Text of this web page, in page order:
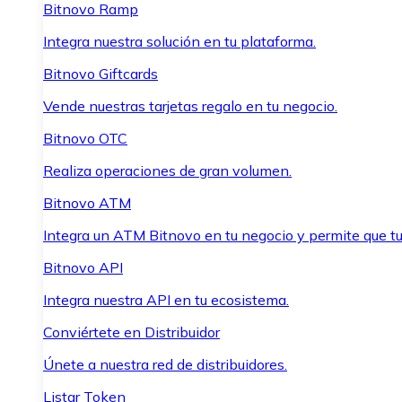
Bitnovo Ramp
Integra nuestra solución en tu plataforma.
Bitnovo Giftcards
Vende nuestras tarjetas regalo en tu negocio.
Bitnovo OTC
Realiza operaciones de gran volumen.
Bitnovo ATM
Integra un ATM Bitnovo en tu negocio y permite que
Bitnovo API
Integra nuestra API en tu ecosistema.
Conviértete en Distribuidor
Únete a nuestra red de distribuidores.
Listar Token